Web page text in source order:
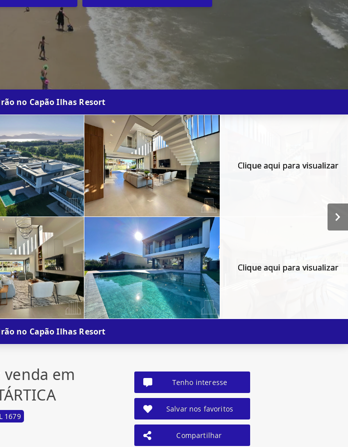
no Capão Ilhas Resort
Clique aqui para visualizar
Clique aqui para visualizar
no Capão Ilhas Resort
em
1679
Tenho interesse
Salvar nos favoritos
Compartilhar